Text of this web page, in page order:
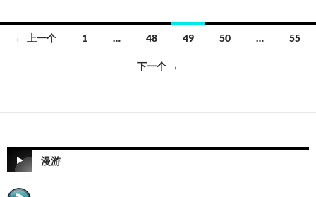
文
航
← 上一个 1 … 48 49 50 … 55
下一个 →
漫游